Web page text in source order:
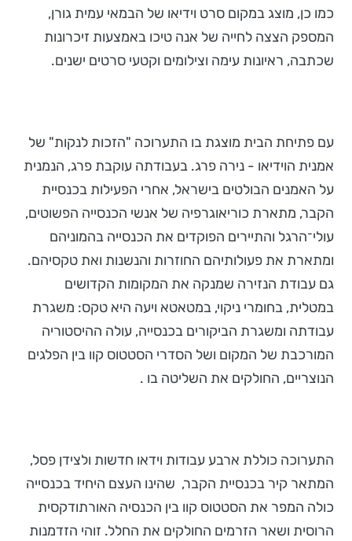
כמו כן, מוצג במקום סרט וידיאו של הבמאי עמית גורן,
המספק הצצה לחייה של אנה טיכו באמצעות זיכרונות
שכתבה, ראיונות עימה וצילומים וקטעי סרטים ישנים.
עם פתיחת הבית מוצגת בו התערוכה "הזכות לנקות" של
אמנית הוידיאו - נירה פרג. בעבודתה עוקבת פרג, הנמנית
על האמנים הבולטים בישראל, אחרי הפעילות בכנסיית
הקבר, מתארת כוריאוגרפיה של אנשי הכנסייה הפשוטים,
עולי־הרגל והתיירים הפוקדים את הכנסייה בהמוניהם
ומתארת את פעולותיהם החוזרות והנשנות ואת טקסיהם.
גם עבודת הנזירה שמנקה את המקומות הקדושים
במטלית, בחומרי ניקוי, במטאטא ויעה היא טקס: משגרת
עבודתה ומשגרת הביקורים בכנסייה, עולה ההיסטוריה
המורכבת של המקום ושל הסדרי הסטטוס קוו בין הפלגים
הנוצריים, החולקים את השליטה בו .
התערוכה כוללת ארבע עבודות וידאו חדשות ולצידן פסל,
המתאר קיר בכנסיית הקבר, שהינו העצם היחיד בכנסייה
כולה המפר את הסטטוס קוו בין הכנסיה האורתודקסית
הרוסית ושאר הזרמים החולקים את החלל. זוהי הזדמנות